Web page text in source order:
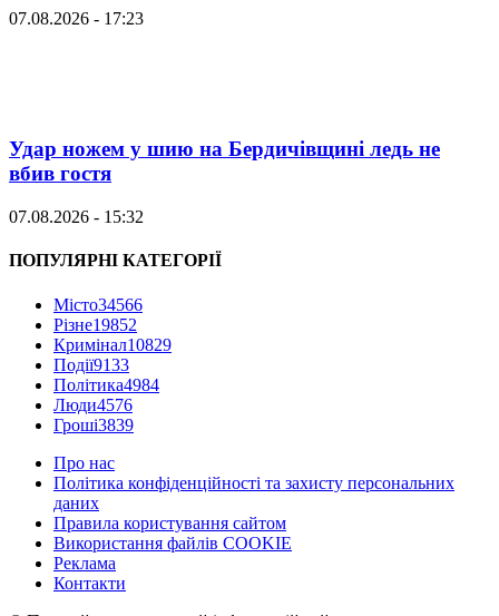
07.08.2026 - 17:23
Удар ножем у шию на Бердичівщині ледь не
вбив гостя
07.08.2026 - 15:32
ПОПУЛЯРНІ КАТЕГОРІЇ
Місто34566
Різне19852
Кримінал10829
Події9133
Політика4984
Люди4576
Гроші3839
Про нас
Політика конфіденційності та захисту персональних
даних
Правила користування сайтом
Використання файлів COOKIE
Реклама
Контакти